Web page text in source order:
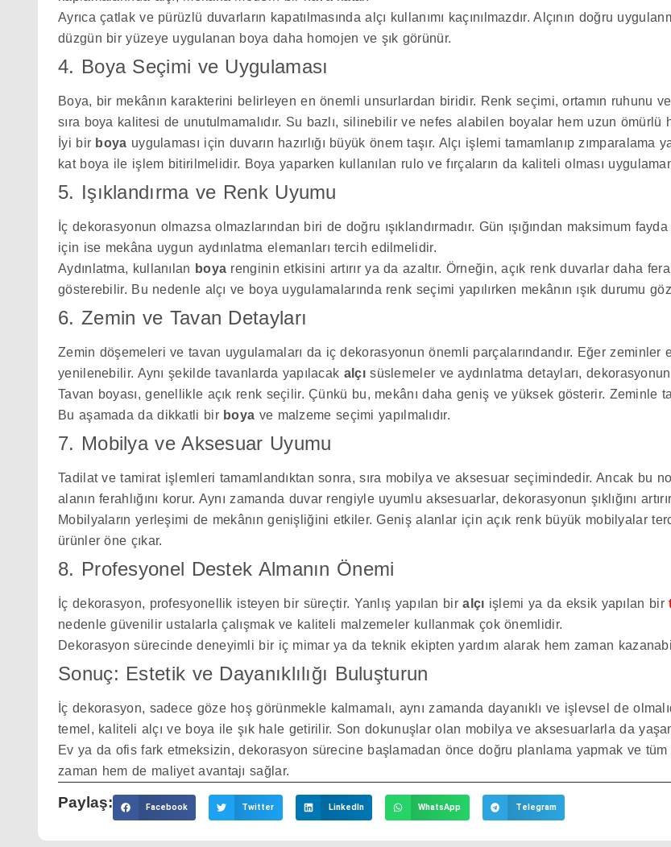
Ayrıca çatlak ve pürüzlü duvarların kapatılmasında alçı kullanımı kaçınılmazdır. Alçının doğru
düzgün bir yüzeye uygulanan boya daha homojen ve şık görünür.
4. Boya Seçimi ve Uygulaması
Boya, bir mekânın karakterini belirleyen en önemli unsurlardan biridir. Renk seçimi, ortamın ruhunu
sıra boya kalitesi de unutulmamalıdır. Su bazlı, silinebilir ve nefes alabilen boyalar hem uzun ömürlü
İyi bir boya uygulaması için duvarın hazırlığı büyük önem taşır. Alçı işlemi tamamlanıp
kat boya ile işlem bitirilmelidir. Boya yaparken kullanılan rulo ve fırçaların da kaliteli olması
5. Işıklandırma ve Renk Uyumu
İç dekorasyonun olmazsa olmazlarından biri de doğru ışıklandırmadır. Gün ışığından maksimum
için ise mekâna uygun aydınlatma elemanları tercih edilmelidir.
Aydınlatma, kullanılan boya renginin etkisini artırır ya da azaltır. Örneğin, açık renk duvarlar daha
gösterebilir. Bu nedenle alçı ve boya uygulamalarında renk seçimi yapılırken mekânın ışık durumu
6. Zemin ve Tavan Detayları
Zemin döşemeleri ve tavan uygulamaları da iç dekorasyonun önemli parçalarındandır. Eğer
yenilenebilir. Aynı şekilde tavanlarda yapılacak alçısüslemeler ve aydınlatma detayları, dekorasyonun
Tavan boyası, genellikle açık renk seçilir. Çünkü bu, mekânı daha geniş ve yüksek gösterir. Zeminle
Bu aşamada da dikkatli bir boya ve malzeme seçimi yapılmalıdır.
7. Mobilya ve Aksesuar Uyumu
Tadilat ve tamirat işlemleri tamamlandıktan sonra, sıra mobilya ve aksesuar seçimindedir. Ancak bu
alanın ferahlığını korur. Aynı zamanda duvar rengiyle uyumlu aksesuarlar, dekorasyonun şıklığını
Mobilyaların yerleşimi de mekânın genişliğini etkiler. Geniş alanlar için açık renk büyük mobilyalar
ürünler öne çıkar.
8. Profesyonel Destek Almanın Önemi
İç dekorasyon, profesyonellik isteyen bir süreçtir. Yanlış yapılan biralçı işlemi ya da eksik yapılan bir
nedenle güvenilir ustalarla çalışmak ve kaliteli malzemeler kullanmak çok önemlidir.
Dekorasyon sürecinde deneyimli bir iç mimar ya da teknik ekipten yardım alarak hem zaman
Sonuç: Estetik ve Dayanıklılığı Buluşturun
İç dekorasyon, sadece göze hoş görünmekle kalmamalı, aynı zamanda dayanıklı ve işlevsel de
temel, kaliteli alçı ve boya ile şık hale getirilir. Son dokunuşlar olan mobilya ve aksesuarlarla da
Ev ya da ofis fark etmeksizin, dekorasyon sürecine başlamadan önce doğru planlama yapmak ve
zaman hem de maliyet avantajı sağlar.
Paylaş: Facebook Twitter LinkedIn WhatsApp Telegram